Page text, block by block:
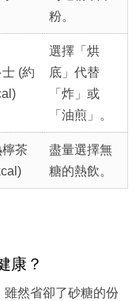
粉。
(約
選擇「烘
底」代替
「炸」或
「油煎」。
檸茶
盡量選擇無
糖的熱飲。
康？
雖然省卻了砂糖的份